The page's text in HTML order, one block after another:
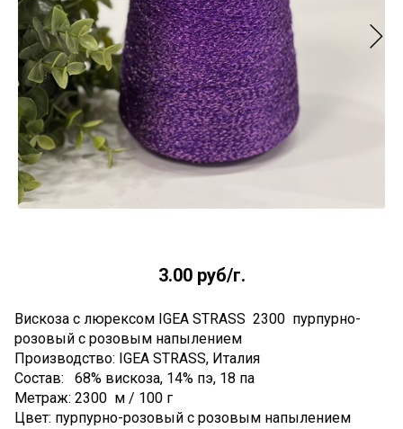
3.00 руб/г.
Вискоза с люрексом IGEA STRASS 2300 пурпурно-
розовый с розовым напылением
Производство: IGEA STRASS, Италия
Состав: 68% вискоза, 14% пэ, 18 па
Метраж: 2300 м / 100 г
Цвет: пурпурно-розовый с розовым напылением